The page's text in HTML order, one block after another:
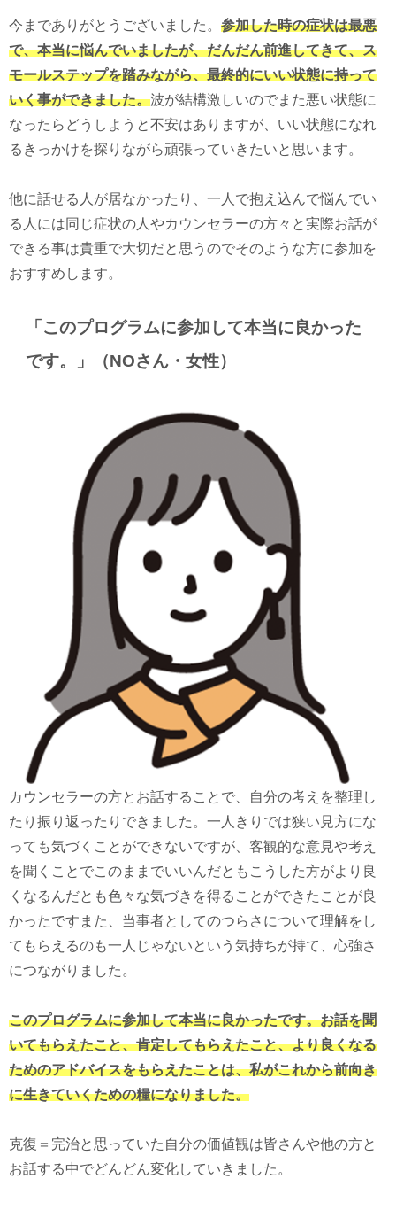
今までありがとうございました。 参加した時の症状は最悪
で、本当に悩んでいましたが、だんだん前進してきて、ス
モールステップを踏みながら、最終的にいい状態に持って
いく事ができました。波が結構激しいのでまた悪い状態に
なったらどうしようと不安はありますが、いい状態になれ
るきっかけを探りながら頑張っていきたいと思います。
他に話せる人が居なかったり、一人で抱え込んで悩んでい
る人には同じ症状の人やカウンセラーの方々と実際お話が
できる事は貴重で大切だと思うのでそのような方に参加を
おすすめします。
「このプログラムに参加して本当に良かった
です。」（NOさん・女性）
カウンセラーの方とお話することで、自分の考えを整理し
たり振り返ったりできました。一人きりでは狭い見方にな
っても気づくことができないですが、客観的な意見や考え
を聞くことでこのままでいいんだともこうした方がより良
くなるんだとも色々な気づきを得ることができたことが良
かったですまた、当事者としてのつらさについて理解をし
てもらえるのも一人じゃないという気持ちが持て、心強さ
につながりました。
このプログラムに参加して本当に良かったです。お話を聞
いてもらえたこと、肯定してもらえたこと、より良くなる
ためのアドバイスをもらえたことは、私がこれから前向き
に生きていくための糧になりました。
克復＝完治と思っていた自分の価値観は皆さんや他の方と
お話する中でどんどん変化していきました。